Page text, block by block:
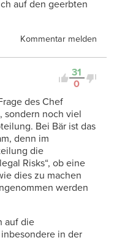
auf den geerbten
Kommentar melden
31
0
des Chef
sondern noch viel
Bei Bär ist das
denn im
die
Risks“, ob eine
dies zu machen
werden
auf die
in der